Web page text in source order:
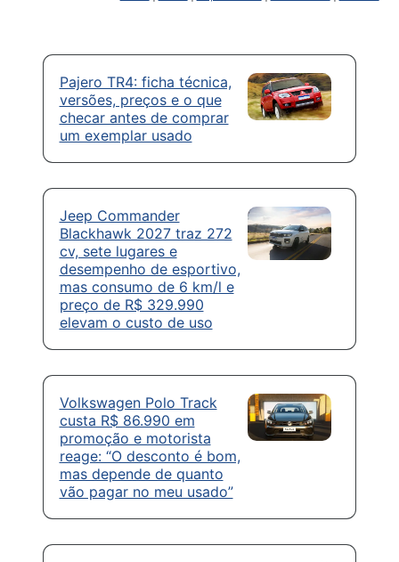
Pajero TR4: ficha técnica,
versões, preços e o que
checar antes de comprar
um exemplar usado
Jeep Commander
Blackhawk 2027 traz 272
cv, sete lugares e
desempenho de esportivo,
mas consumo de 6 km/l e
preço de R$ 329.990
elevam o custo de uso
Volkswagen Polo Track
custa R$ 86.990 em
promoção e motorista
reage: “O desconto é bom,
mas depende de quanto
vão pagar no meu usado”